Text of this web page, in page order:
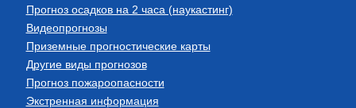
Прогноз осадков на 2 часа (наукастинг)
Видеопрогнозы
Приземные прогностические карты
Другие виды прогнозов
Прогноз пожароопасности
Экстренная информация